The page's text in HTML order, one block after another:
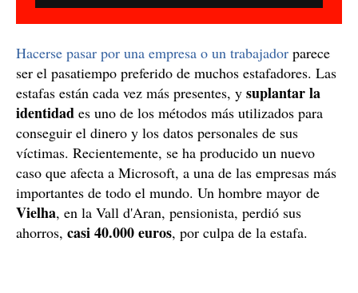
Hacerse pasar por una empresa o un trabajador parece
ser el pasatiempo preferido de muchos estafadores. Las
estafas están cada vez más presentes, y suplantar la
identidad es uno de los métodos más utilizados para
conseguir el dinero y los datos personales de sus
víctimas. Recientemente, se ha producido un nuevo
caso que afecta a Microsoft, a una de las empresas más
importantes de todo el mundo. Un hombre mayor de
Vielha, en la Vall d'Aran, pensionista, perdió sus
ahorros, casi 40.000 euros, por culpa de la estafa.